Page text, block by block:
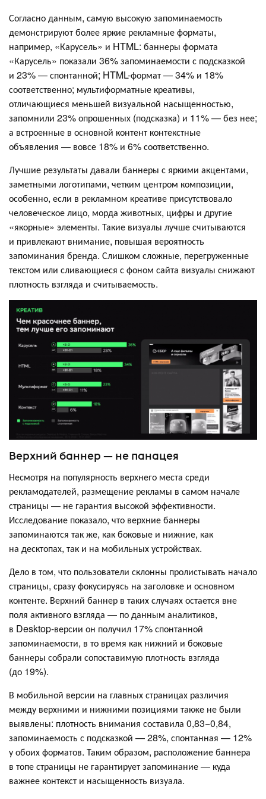
Согласно данным, самую высокую запоминаемость
демонстрируют более яркие рекламные форматы,
например, «Карусель» и HTML: баннеры формата
«Карусель» показали 36% запоминаемости с подсказкой
и 23% — спонтанной; HTML-формат — 34% и 18%
соответственно; мультиформатные креативы,
отличающиеся меньшей визуальной насыщенностью,
запомнили 23% опрошенных (подсказка) и 11% — без нее;
а встроенные в основной контент контекстные
объявления — вовсе 18% и 6% соответственно.
Лучшие результаты давали баннеры с яркими акцентами,
заметными логотипами, четким центром композиции,
особенно, если в рекламном креативе присутствовало
человеческое лицо, морда животных, цифры и другие
«якорные» элементы. Такие визуалы лучше считываются
и привлекают внимание, повышая вероятность
запоминания бренда. Слишком сложные, перегруженные
текстом или сливающиеся с фоном сайта визуалы снижают
плотность взгляда и считываемость.
Верхний баннер — не панацея
Несмотря на популярность верхнего места среди
рекламодателей, размещение рекламы в самом начале
страницы — не гарантия высокой эффективности.
Исследование показало, что верхние баннеры
запоминаются так же, как боковые и нижние, как
на десктопах, так и на мобильных устройствах.
Дело в том, что пользователи склонны пролистывать начало
страницы, сразу фокусируясь на заголовке и основном
контенте. Верхний баннер в таких случаях остается вне
поля активного взгляда — по данным аналитиков,
в Desktop-версии он получил 17% спонтанной
запоминаемости, в то время как нижний и боковые
баннеры собрали сопоставимую плотность взгляда
(до 19%).
В мобильной версии на главных страницах различия
между верхними и нижними позициями также не были
выявлены: плотность внимания составила 0,83−0,84,
запоминаемость с подсказкой — 28%, спонтанная — 12%
у обоих форматов. Таким образом, расположение баннера
в топе страницы не гарантирует запоминание — куда
важнее контекст и насыщенность визуала.